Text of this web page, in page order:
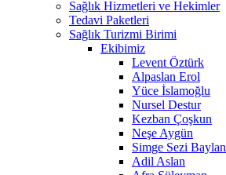
Sağlık Hizmetleri ve Hekimler
Tedavi Paketleri
Sağlık Turizmi Birimi
Ekibimiz
Levent Öztürk
Alpaslan Erol
Yüce İslamoğlu
Nursel Destur
Kezban Çoşkun
Neşe Aygün
Simge Sezi Baylan
Adil Aslan